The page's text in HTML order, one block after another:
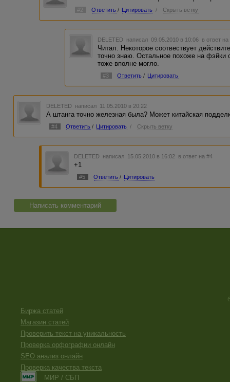
#2 Ответить / Цитировать / Скрыть ветку
DELETED написал 09.05.2010 в 10:06 в ответ на
Читал. Некоторое соотвествует
точно знаю. Остальное похоже на фэйки
тоже вполне могло.
#3 Ответить / Цитировать
DELETED написал 11.05.2010 в 20:22
А штанга точно железная была? Может китайская
#4 Ответить / Цитировать / Скрыть ветку
DELETED написал 15.05.2010 в 16:02 в ответ на #4
+1
#5 Ответить / Цитировать
Написать комментарий
Биржа статей
Магазин статей
Проверить текст на уникальность
Проверка орфографии онлайн
SEO анализ онлайн
Проверка качества текста
МИР / СБП